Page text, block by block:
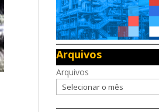
Arquivos
Arquivos